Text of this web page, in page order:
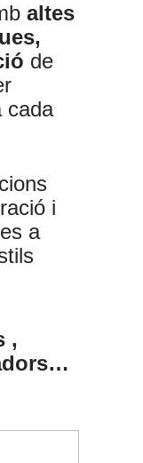
altes
de
cada
i
a
,